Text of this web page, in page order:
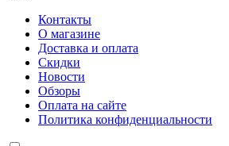
Контакты
О магазине
Доставка и оплата
Скидки
Новости
Обзоры
Оплата на сайте
Политика конфиденциальности